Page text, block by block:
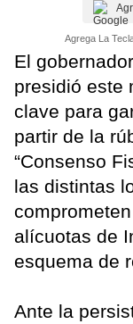
Agrega La
El
presidió este
clave para
partir de la
“Consenso
las distintas
alícuotas de
esquema de
Ante la